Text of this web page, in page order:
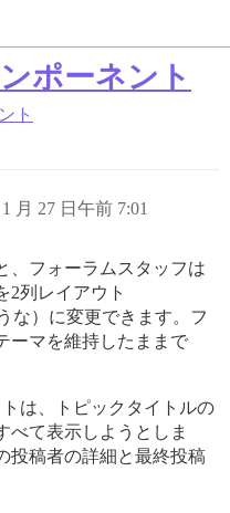
ポーネント
ト
月 27 日午前 7:01
、フォーラムスタッフは
2列レイアウト
な）に変更できます。フ
ーマを維持したままで
は、トピックタイトルの
べて表示しようとしま
投稿者の詳細と最終投稿